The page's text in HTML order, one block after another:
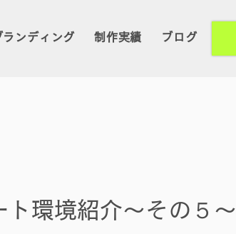
ランディング 制作実績 ブログ
ト環境紹介～その５～